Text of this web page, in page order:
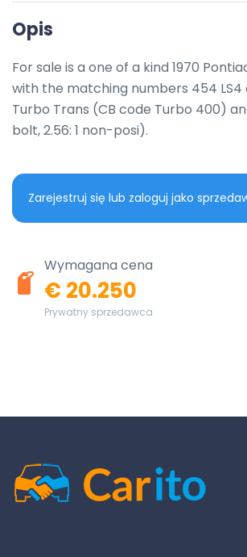
Opis
For sale is a one of a kind 1970
with the matching numbers 454 LS4
Turbo Trans (CB code Turbo 400)
bolt, 2.56: 1 non-posi).
Zarejestruj się lub zaloguj jako
Wymagana cena
€ 20.250
Prywatny sprzedawca